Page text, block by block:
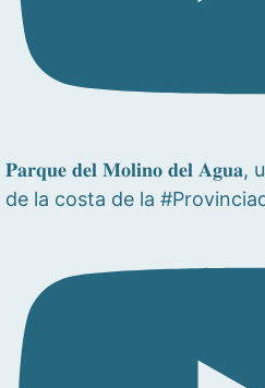
𝐏𝐚𝐫𝐪𝐮𝐞 𝐝𝐞𝐥 𝐌𝐨𝐥𝐢𝐧𝐨 𝐝𝐞𝐥
de la costa de la